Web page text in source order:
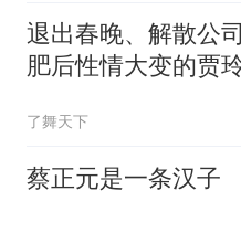
退出春晚、解散公
肥后性情大变的贾
了舞天下
蔡正元是一条汉子